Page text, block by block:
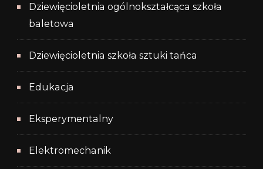
Dziewięcioletnia ogólnokształcąca szkoła
baletowa
Dziewięcioletnia szkoła sztuki tańca
Edukacja
Eksperymentalny
Elektromechanik